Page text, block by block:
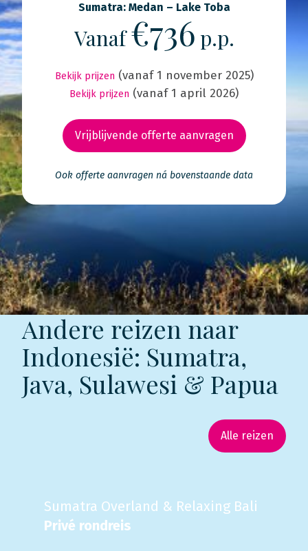
Sumatra: Medan – Lake Toba
Vanaf€736 p.p.
Bekijk prijzen (vanaf 1 november 2025)
Bekijk prijzen (vanaf 1 april 2026)
Vrijblijvende offerte aanvragen
Ook offerte aanvragen ná bovenstaande data
Andere reizen naar
Indonesië: Sumatra,
Java, Sulawesi & Papua
Alle reizen
Sumatra Overland & Relaxing Bali
Privé rondreis